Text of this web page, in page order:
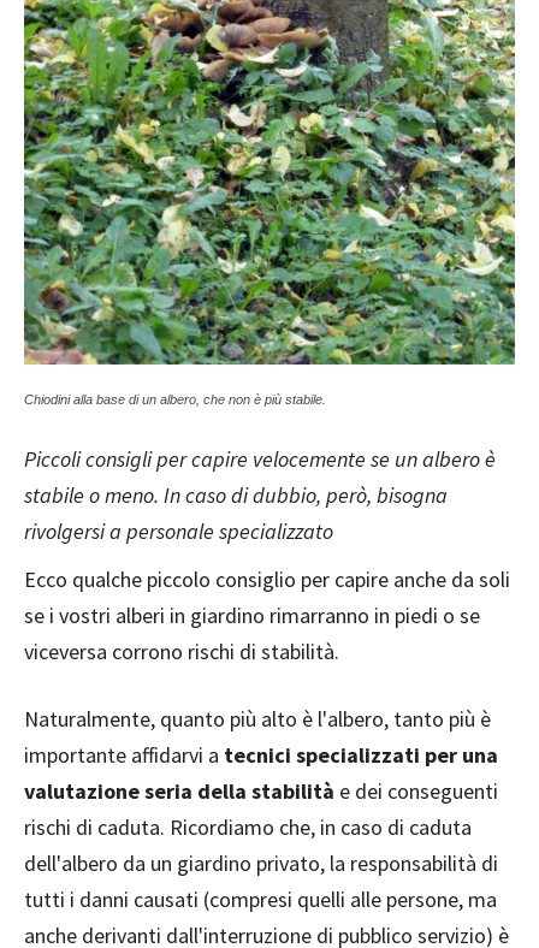
Chiodini alla base di un albero, che non è più stabile.
Piccoli consigli per capire velocemente se un albero è
stabile o meno. In caso di dubbio, però, bisogna
rivolgersi a personale specializzato
Ecco qualche piccolo consiglio per capire anche da soli
se i vostri alberi in giardino rimarranno in piedi o se
viceversa corrono rischi di stabilità.
Naturalmente, quanto più alto è l'albero, tanto più è
importante affidarvi a tecnici specializzati per una
valutazione seria della stabilità e dei conseguenti
rischi di caduta. Ricordiamo che, in caso di caduta
dell'albero da un giardino privato, la responsabilità di
tutti i danni causati (compresi quelli alle persone, ma
anche derivanti dall'interruzione di pubblico servizio) è